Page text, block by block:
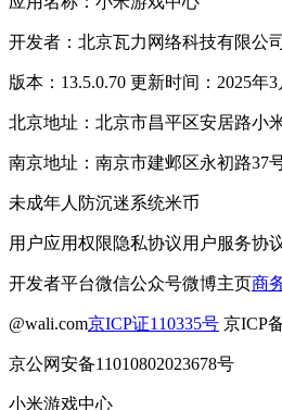
开发者：北京瓦力网络科技有限公
版本：13.5.0.70 更新时间：2025年3
北京地址：北京市昌平区安居路小
南京地址：南京市建邺区永初路37
未成年人防沉迷系统米币
用户应用权限隐私协议用户服务协
开发者平台微信公众号微博主页商
@wali.com京ICP证110335号 京ICP
京公网安备11010802023678号
小米游戏中心